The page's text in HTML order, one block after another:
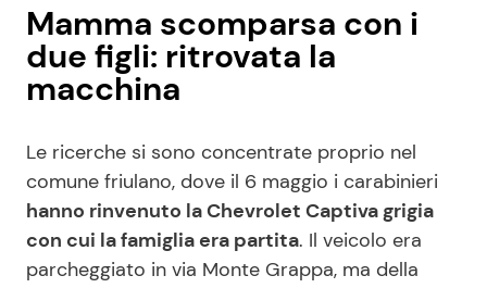
Mamma scomparsa con i
due figli: ritrovata la
macchina
Le ricerche si sono concentrate proprio nel
comune friulano, dove il 6 maggio i carabinieri
hanno rinvenuto la Chevrolet Captiva grigia
con cui la famiglia era partita. Il veicolo era
parcheggiato in via Monte Grappa, ma della